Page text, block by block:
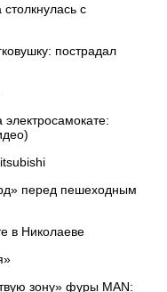
с
пострадал
перед пешеходным
в Николаеве
зону» фуры MAN: